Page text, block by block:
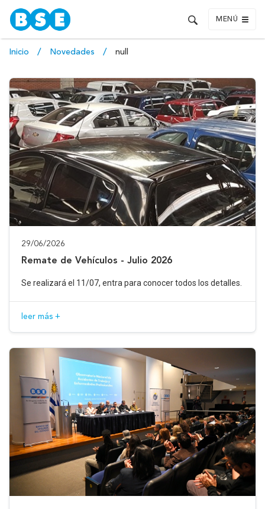
MENÚ
Inicio Novedades null
29/06/2026
Remate de Vehículos - Julio 2026
Se realizará el 11/07, entra para conocer todos los detalles.
leer más +